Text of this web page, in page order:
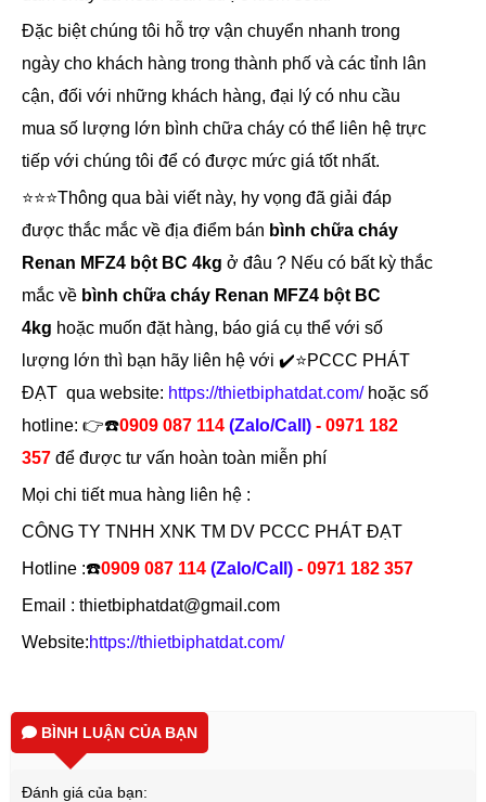
Đặc biệt chúng tôi hỗ trợ vận chuyển nhanh trong
ngày cho khách hàng trong thành phố và các tỉnh lân
cận, đối với những khách hàng, đại lý có nhu cầu
mua số lượng lớn bình chữa cháy có thể liên hệ trực
tiếp với chúng tôi để có được mức giá tốt nhất.
⭐⭐⭐Thông qua bài viết này, hy vọng đã giải đáp
được thắc mắc về địa điểm bán bình chữa cháy
Renan MFZ4 bột BC 4kg ở đâu ? Nếu có bất kỳ thắc
mắc về bình chữa cháy Renan MFZ4 bột BC
4kg hoặc muốn đặt hàng, báo giá cụ thể với số
lượng lớn thì bạn hãy liên hệ với ✔️⭐PCCC PHÁT
ĐẠT qua website: https://thietbiphatdat.com/hoặc số
hotline: 👉☎️0909 087 114 (Zalo/Call) - 0971 182
357 để được tư vấn hoàn toàn miễn phí
Mọi chi tiết mua hàng liên hệ :
CÔNG TY TNHH XNK TM DV PCCC PHÁT ĐẠT
Hotline :☎️0909 087 114 (Zalo/Call) - 0971 182 357
Email : thietbiphatdat@gmail.com
Website:https://thietbiphatdat.com/
BÌNH LUẬN CỦA BẠN
Đánh giá của bạn: